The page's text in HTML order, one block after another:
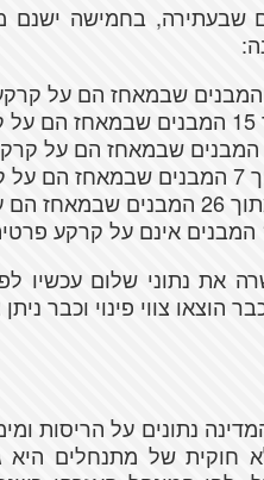
שבעתירה, בחמישה ישנם
את נתוני שלום עכשיו
הוצאו צווי פינוי וכבר
נתונים על הריסות
חוקית של מתנחלים היא